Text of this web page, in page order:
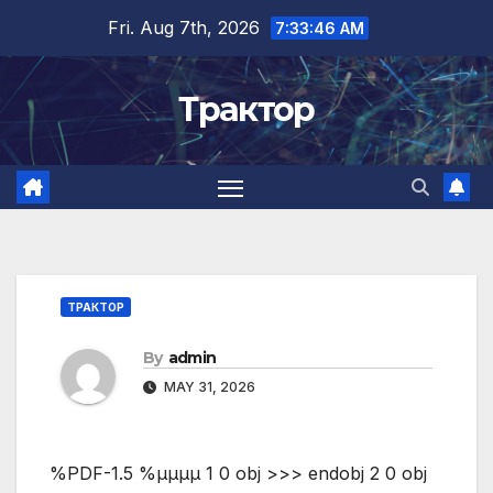
content
Fri. Aug 7th, 2026 7:33:46 AM
Трактор
ТРАКТОР
By admin
MAY 31, 2026
%PDF-1.5 %µµµµ 1 0 obj >>> endobj 2 0 obj